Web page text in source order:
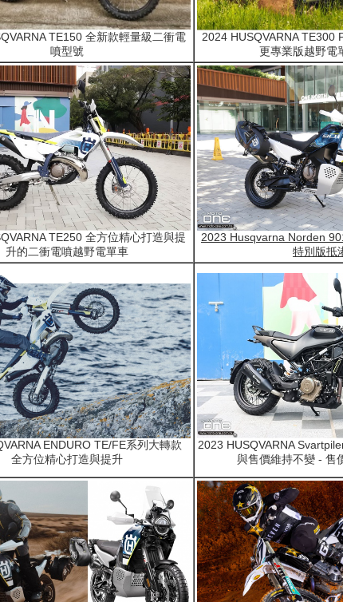
TE150 全新款輕量級二衝電
噴型號
2024 HUSQVARNA TE300
更專業版越野電
TE250 全方位精心打造與提
升的二衝電噴越野電單車
2023 Husqvarna Norden
特別版抵
ENDURO TE/FE系列大轉款
全方位精心打造與提升
2023 HUSQVARNA
與售價維持不變 - 售